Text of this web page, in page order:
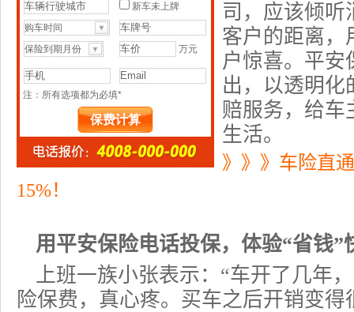
司，应该倾听
客户的距离，
户惊喜。 平安
出，以透明化
赔服务，给车
生活。
》》》车险直
15%！
用 平安保险电话投保，体验“省钱”
上班一族小张表示：“车开了几年
险保费，真心疼。买车之后开销变